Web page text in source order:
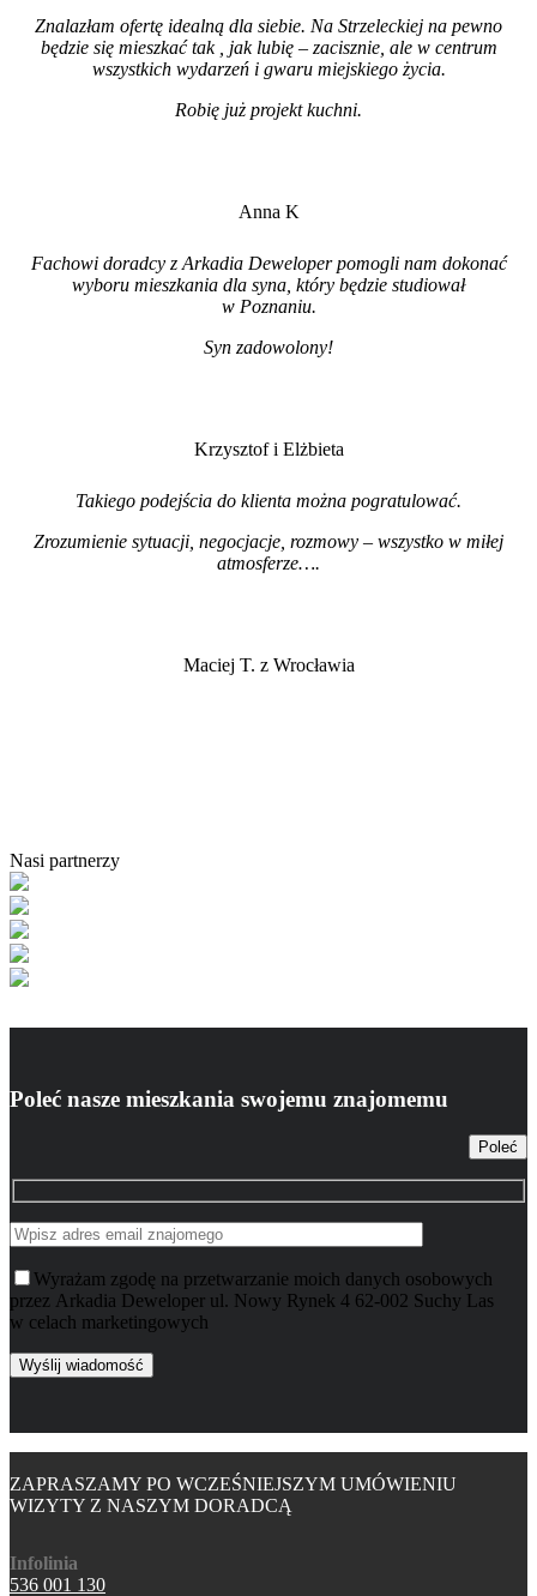
Znalazłam ofertę idealną dla siebie. Na Strzeleckiej na pewno
będzie się mieszkać tak , jak lubię – zacisznie, ale w centrum
wszystkich wydarzeń i gwaru miejskiego życia.
Robię już projekt kuchni.
Anna K
Fachowi doradcy z Arkadia Deweloper pomogli nam dokonać
wyboru mieszkania dla syna, który będzie studiował
w Poznaniu.
Syn zadowolony!
Krzysztof i Elżbieta
Takiego podejścia do klienta można pogratulować.
Zrozumienie sytuacji, negocjacje, rozmowy – wszystko w miłej
atmosferze….
Maciej T. z Wrocławia
Nasi partnerzy
Poleć nasze mieszkania swojemu znajomemu
Poleć
Wyrażam zgodę na przetwarzanie moich danych osobowych
przez Arkadia Deweloper ul. Nowy Rynek 4 62-002 Suchy Las
w celach marketingowych
ZAPRASZAMY PO WCZEŚNIEJSZYM UMÓWIENIU
WIZYTY Z NASZYM DORADCĄ
Infolinia
536 001 130